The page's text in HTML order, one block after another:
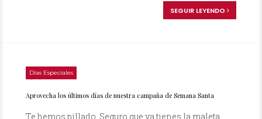
SEGUIR LEYENDO
Días Especiales
14/03/2008
Aprovecha los últimos días de nuestra campaña de Semana Santa
Te hemos pillado. Seguro que ya tienes la maleta